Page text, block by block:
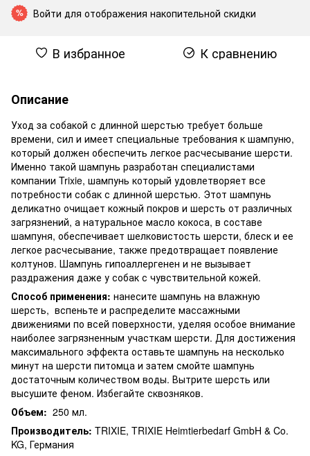
% Войти для отображения накопительной скидки
В избранное К сравнению
Описание
Уход за собакой с длинной шерстью требует больше
времени, сил и имеет специальные требования к шампуню,
который должен обеспечить легкое расчесывание шерсти.
Именно такой шампунь разработан специалистами
компании Trixie, шампунь который удовлетворяет все
потребности собак с длинной шерстью. Этот шампунь
деликатно очищает кожный покров и шерсть от различных
загрязнений, а натуральное масло кокоса, в составе
шампуня, обеспечивает шелковистость шерсти, блеск и ее
легкое расчесывание, также предотвращает появление
колтунов. Шампунь гипоаллергенен и не вызывает
раздражения даже у собак с чувствительной кожей.
Способ применения: нанесите шампунь на влажную
шерсть, вспеньте и распределите массажными
движениями по всей поверхности, уделяя особое внимание
наиболее загрязненным участкам шерсти. Для достижения
максимального эффекта оставьте шампунь на несколько
минут на шерсти питомца и затем смойте шампунь
достаточным количеством воды. Вытрите шерсть или
высушите феном. Избегайте сквозняков.
Объем: 250 мл.
Производитель: TRIXIE, TRIXIE Heimtierbedarf GmbH & Co.
KG, Германия